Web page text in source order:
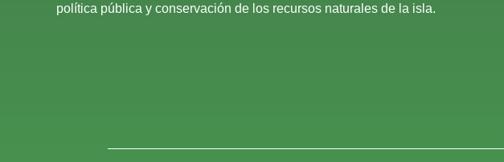
política pública y conservación de los recursos naturales de la isla.